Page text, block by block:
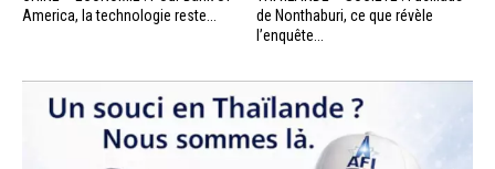
America, la technologie reste...
de Nonthaburi, ce que révèle
l’enquête...